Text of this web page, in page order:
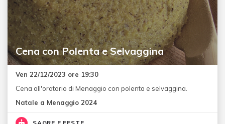
Cena con Polenta e Selvaggina
Ven 22/12/2023 ore 19:30
Cena all'oratorio di Menaggio con polenta e selvaggina.
Natale a Menaggio 2024